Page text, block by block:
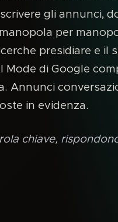
gli annunci,
per
presidiare e il
Mode di Google
Annunci
in evidenza.
chiave,